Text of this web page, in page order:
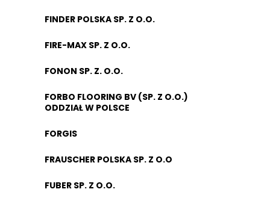
FINDER POLSKA SP. Z O.O.
FIRE-MAX SP. Z O.O.
FONON SP. Z. O.O.
FORBO FLOORING BV (SP. Z O.O.)
ODDZIAŁ W POLSCE
FORGIS
FRAUSCHER POLSKA SP. Z O.O
FUBER SP. Z O.O.